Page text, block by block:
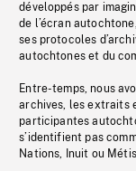
développés par
de l’écran
ses protocoles
autochtones et du
Entre-temps, nous
archives, les extraits
participantes
s’identifient pas
Nations, Inuit ou